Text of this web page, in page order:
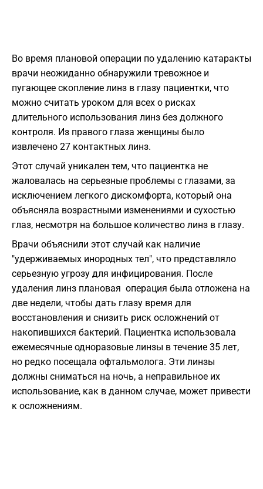
Во время плановой операции по удалению катаракты
врачи неожиданно обнаружили тревожное и
пугающее скопление линз в глазу пациентки, что
можно считать уроком для всех о рисках
длительного использования линз без должного
контроля. Из правого глаза женщины было
извлечено 27 контактных линз.
Этот случай уникален тем, что пациентка не
жаловалась на серьезные проблемы с глазами, за
исключением легкого дискомфорта, который она
объясняла возрастными изменениями и сухостью
глаз, несмотря на большое количество линз в глазу.
Врачи объяснили этот случай как наличие
"удерживаемых инородных тел", что представляло
серьезную угрозу для инфицирования. После
удаления линз плановая операция была отложена на
две недели, чтобы дать глазу время для
восстановления и снизить риск осложнений от
накопившихся бактерий. Пациентка использовала
ежемесячные одноразовые линзы в течение 35 лет,
но редко посещала офтальмолога. Эти линзы
должны сниматься на ночь, а неправильное их
использование, как в данном случае, может привести
к осложнениям.